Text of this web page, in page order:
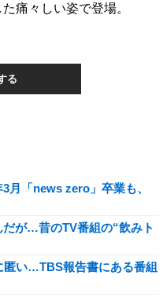
痛々しい姿で登場。
る
「news zero」卒業も、
が…昔のTV番組の“飲みト
匿い…TBS報告書にある番組